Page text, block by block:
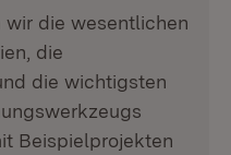
wir die wesentlichen
die
die wichtigsten
Beispielprojekten